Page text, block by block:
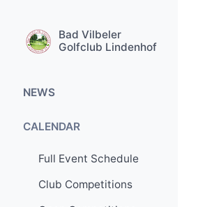
Bad Vilbeler
Golfclub Lindenhof
NEWS
General Information
CALENDAR
Full Event Schedule
Club Competitions